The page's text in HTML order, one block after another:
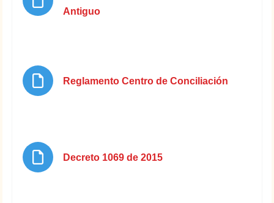
AntiguoArchivo
Reglamento Centro de ConciliaciónArchivo
Decreto 1069 de 2015Archivo